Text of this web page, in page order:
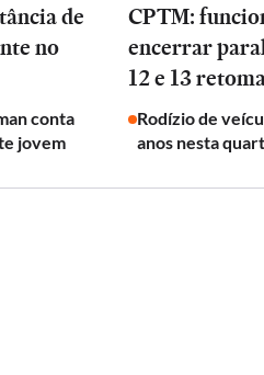
de
no
conta
jovem
CPTM:
encerrar
12 e 13
Rodízio de
anos nesta